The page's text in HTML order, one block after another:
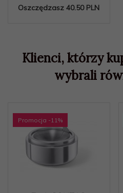
Oszczędzasz 40.50 PLN
Klienci, którzy
wybrali
Promocja -11 %